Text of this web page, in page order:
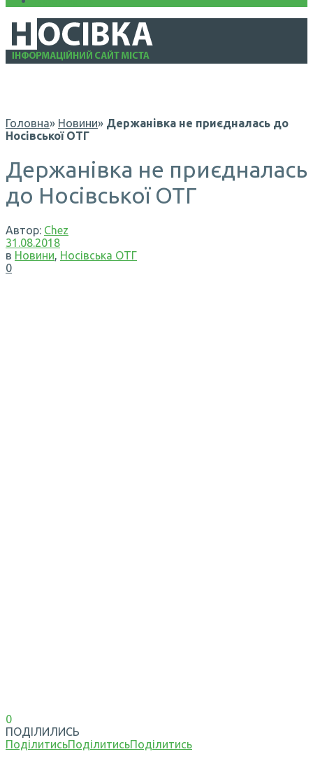
Головна» Новини» Держанівка не приєдналась до
Носівської ОТГ
Держанівка не приєдналась
до Носівської ОТГ
Автор: Chez
31.08.2018
в Новини, Носівська ОТГ
0
0
ПОДІЛИЛИСЬ
ПоділитисьПоділитисьПоділитись